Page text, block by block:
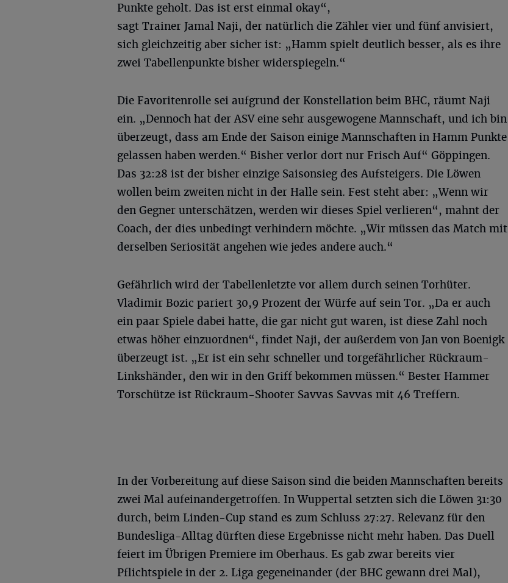
Punkte geholt. Das ist erst einmal okay“,
sagt Trainer Jamal Naji, der natürlich die Zähler vier und fünf anvisiert,
sich gleichzeitig aber sicher ist: „Hamm spielt deutlich besser, als es ihre
zwei Tabellenpunkte bisher widerspiegeln.“
Die Favoritenrolle sei aufgrund der Konstellation beim BHC, räumt Naji
ein. „Dennoch hat der ASV eine sehr ausgewogene Mannschaft, und ich bin
überzeugt, dass am Ende der Saison einige Mannschaften in Hamm Punkte
gelassen haben werden.“ Bisher verlor dort nur Frisch Auf“ Göppingen.
Das 32:28 ist der bisher einzige Saisonsieg des Aufsteigers. Die Löwen
wollen beim zweiten nicht in der Halle sein. Fest steht aber: „Wenn wir
den Gegner unterschätzen, werden wir dieses Spiel verlieren“, mahnt der
Coach, der dies unbedingt verhindern möchte. „Wir müssen das Match mit
derselben Seriosität angehen wie jedes andere auch.“
Gefährlich wird der Tabellenletzte vor allem durch seinen Torhüter.
Vladimir Bozic pariert 30,9 Prozent der Würfe auf sein Tor. „Da er auch
ein paar Spiele dabei hatte, die gar nicht gut waren, ist diese Zahl noch
etwas höher einzuordnen“, findet Naji, der außerdem von Jan von Boenigk
überzeugt ist. „Er ist ein sehr schneller und torgefährlicher Rückraum-
Linkshänder, den wir in den Griff bekommen müssen.“ Bester Hammer
Torschütze ist Rückraum-Shooter Savvas Savvas mit 46 Treffern.
In der Vorbereitung auf diese Saison sind die beiden Mannschaften bereits
zwei Mal aufeinandergetroffen. In Wuppertal setzten sich die Löwen 31:30
durch, beim Linden-Cup stand es zum Schluss 27:27. Relevanz für den
Bundesliga-Alltag dürften diese Ergebnisse nicht mehr haben. Das Duell
feiert im Übrigen Premiere im Oberhaus. Es gab zwar bereits vier
Pflichtspiele in der 2. Liga gegeneinander (der BHC gewann drei Mal),